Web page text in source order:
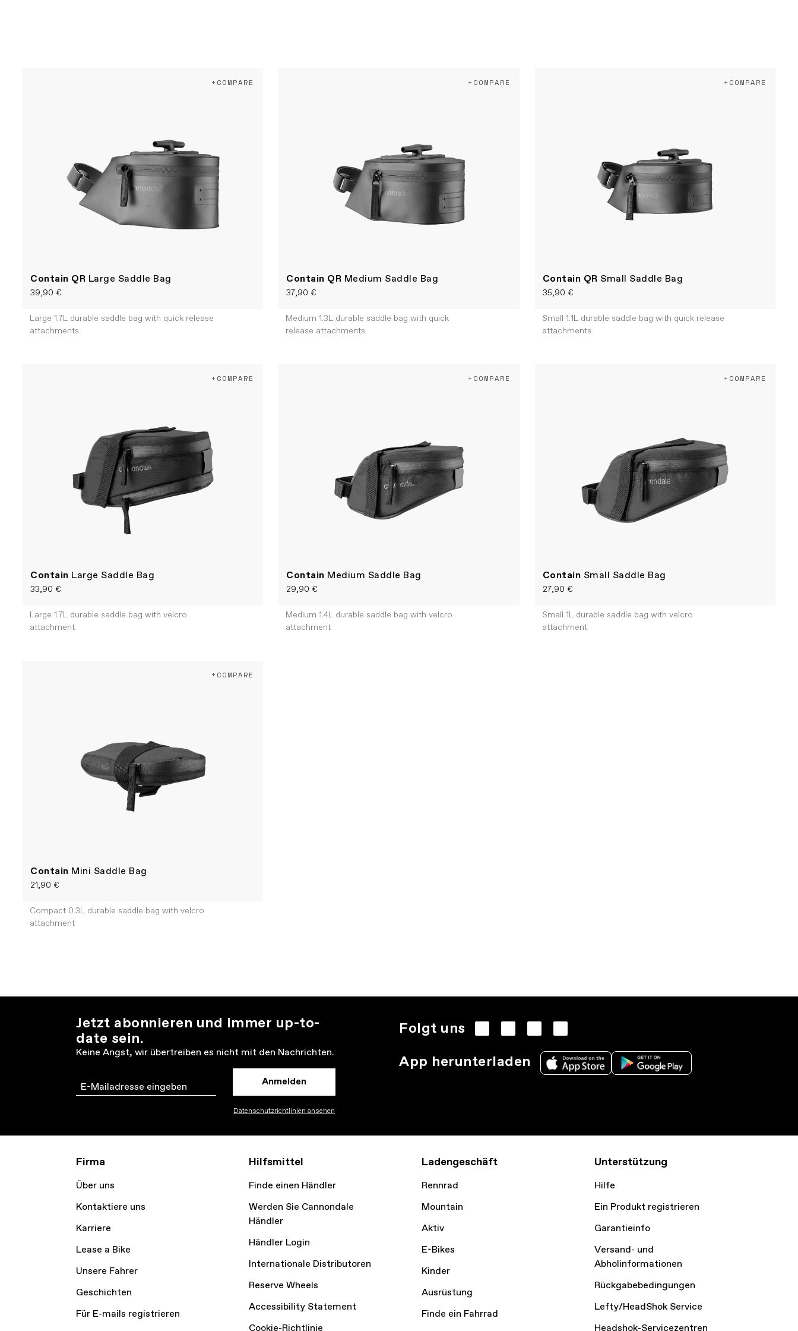
Contain QR Large Saddle Bag
39,90 €
+COMPARE
Large 1.7L durable saddle bag with quick release
attachments
Contain QR Medium Saddle Bag
37,90 €
+COMPARE
Medium 1.3L durable saddle bag with quick
release attachments
Contain QR Small Saddle Bag
35,90 €
+COMPARE
Small 1.1L durable saddle bag with quick release
attachments
Contain Large Saddle Bag
33,90 €
+COMPARE
Large 1.7L durable saddle bag with velcro
attachment
Contain Medium Saddle Bag
29,90 €
+COMPARE
Medium 1.4L durable saddle bag with velcro
attachment
Contain Small Saddle Bag
27,90 €
+COMPARE
Small 1L durable saddle bag with velcro
attachment
Contain Mini Saddle Bag
21,90 €
+COMPARE
Compact 0.3L durable saddle bag with velcro
attachment
Jetzt abonnieren und immer up-to-
date sein.
Keine Angst, wir übertreiben es nicht mit den Nachrichten.
Email Anmelden
Datenschutzrichtlinien ansehen
Folgt uns
App herunterladen
Firma
Über uns
Kontaktiere uns
Karriere
Lease a Bike
Unsere Fahrer
Geschichten
Für E-mails registrieren
Hilfsmittel
Finde einen Händler
Werden Sie Cannondale
Händler
Händler Login
Internationale Distributoren
Reserve Wheels
Accessibility Statement
Cookie-Richtlinie
Ladengeschäft
Rennrad
Mountain
Aktiv
E-Bikes
Kinder
Ausrüstung
Finde ein Fahrrad
Unterstützung
Hilfe
Ein Produkt registrieren
Garantieinfo
Versand- und
Abholinformationen
Rückgabebedingungen
Lefty/HeadShok Service
Headshok-Servicezentren